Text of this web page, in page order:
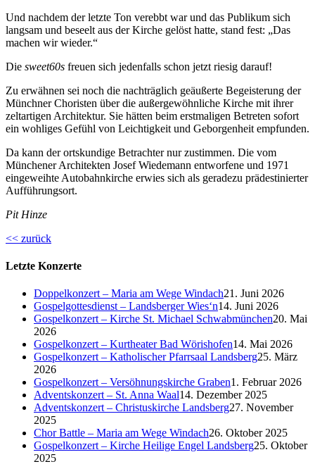
Und nachdem der letzte Ton verebbt war und das Publikum sich
langsam und beseelt aus der Kirche gelöst hatte, stand fest: „Das
machen wir wieder.“
Die sweet60s freuen sich jedenfalls schon jetzt riesig darauf!
Zu erwähnen sei noch die nachträglich geäußerte Begeisterung der
Münchner Choristen über die außergewöhnliche Kirche mit ihrer
zeltartigen Architektur. Sie hätten beim erstmaligen Betreten sofort
ein wohliges Gefühl von Leichtigkeit und Geborgenheit empfunden.
Da kann der ortskundige Betrachter nur zustimmen. Die vom
Münchener Architekten Josef Wiedemann entworfene und 1971
eingeweihte Autobahnkirche erwies sich als geradezu prädestinierter
Aufführungsort.
Pit Hinze
<< zurück
Letzte Konzerte
Doppelkonzert – Maria am Wege Windach21. Juni 2026
Gospelgottesdienst – Landsberger Wies‘n14. Juni 2026
Gospelkonzert – Kirche St. Michael Schwabmünchen20. Mai
2026
Gospelkonzert – Kurtheater Bad Wörishofen14. Mai 2026
Gospelkonzert – Katholischer Pfarrsaal Landsberg25. März
2026
Gospelkonzert – Versöhnungskirche Graben1. Februar 2026
Adventskonzert – St. Anna Waal14. Dezember 2025
Adventskonzert – Christuskirche Landsberg27. November
2025
Chor Battle – Maria am Wege Windach26. Oktober 2025
Gospelkonzert – Kirche Heilige Engel Landsberg25. Oktober
2025